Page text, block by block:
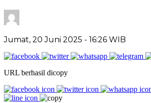
Jumat, 20 Juni 2025 - 16:26 WIB
URL berhasil dicopy